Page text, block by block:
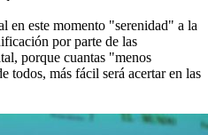
en este momento "serenidad" a la
por parte de las
porque cuantas "menos
todos, más fácil será acertar en las